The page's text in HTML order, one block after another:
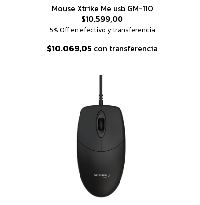
Mouse Xtrike Me usb GM-110
$10.599,00
5% Off en efectivo y transferencia
$10.069,05 con transferencia